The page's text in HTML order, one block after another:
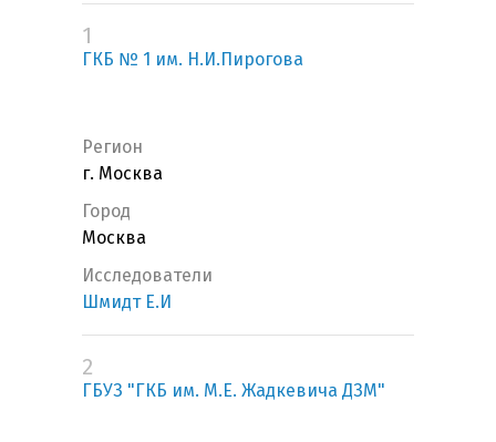
1
ГКБ № 1 им. Н.И.Пирогова
Регион
г. Москва
Город
Москва
Исследователи
Шмидт Е.И
2
ГБУЗ "ГКБ им. М.Е. Жадкевича ДЗМ"